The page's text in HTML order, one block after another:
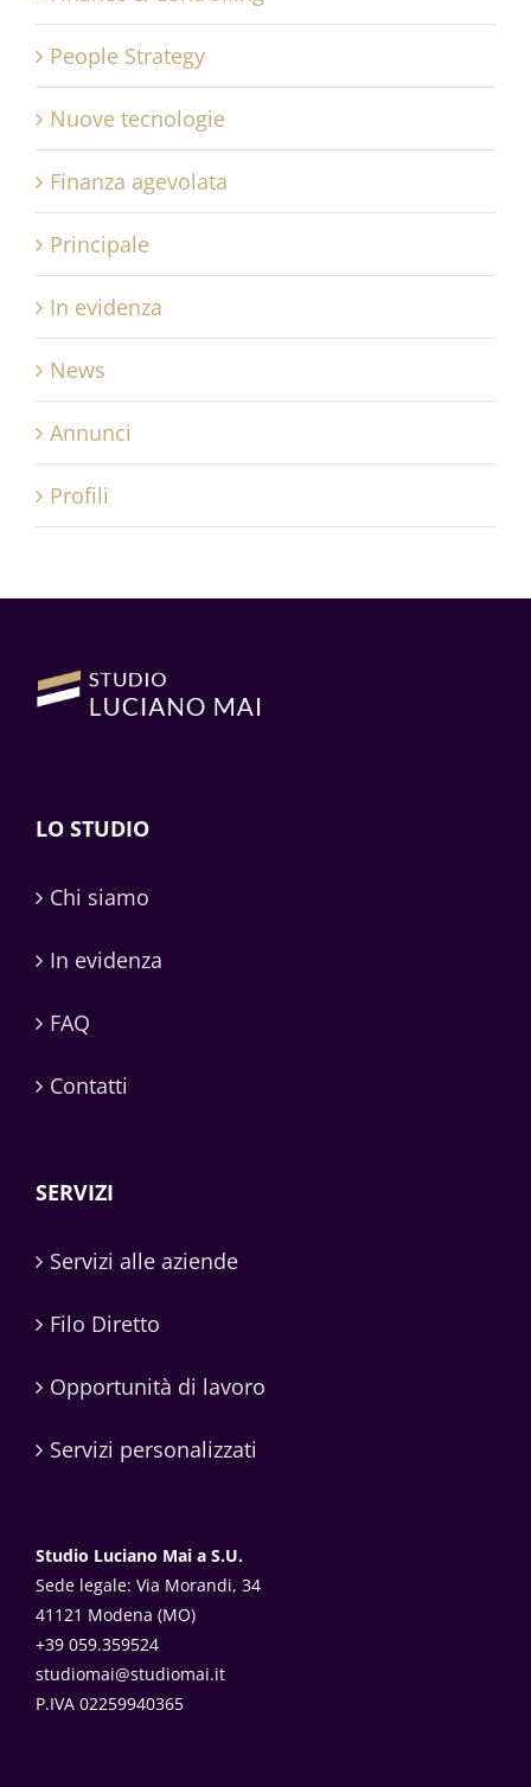
People Strategy
Nuove tecnologie
Finanza agevolata
Principale
In evidenza
News
Annunci
Profili
LO STUDIO
Chi siamo
In evidenza
FAQ
Contatti
SERVIZI
Servizi alle aziende
Filo Diretto
Opportunità di lavoro
Servizi personalizzati
Studio Luciano Mai a S.U.
Sede legale: Via Morandi, 34
41121 Modena (MO)
+39 059.359524
studiomai@studiomai.it
P.IVA 02259940365